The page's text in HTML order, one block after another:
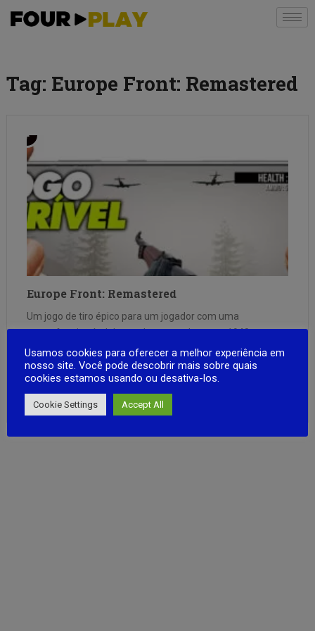
Tag: Europe Front: Remastered
Europe Front: Remastered
Um jogo de tiro épico para um jogador com uma
atmosfera incrível da era da guerra dos anos 1940.
Existem duas campanhas principais no jogo, União
Soviética e Alemanha, bem como missões adicionais que
não vão deixar você ficar entediado. Lute na linha de frente
das …
Usamos cookies para oferecer a melhor experiência em
nosso site. Você pode descobrir mais sobre quais
cookies estamos usando ou desativa-los.
Cookie Settings Accept All